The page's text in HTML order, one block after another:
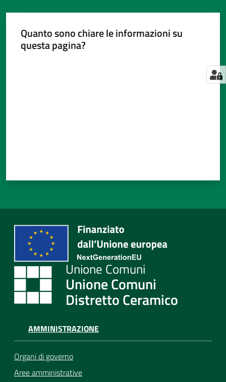
Quanto sono chiare le informazioni su
questa pagina?
Unione Comuni
Distretto Ceramico
AMMINISTRAZIONE
Organi di governo
Aree amministrative